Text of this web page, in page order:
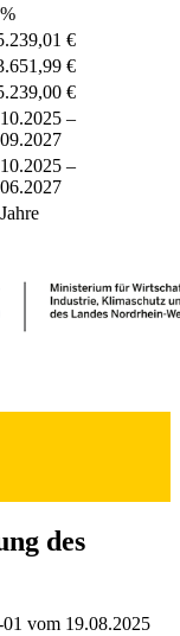
€
€
€
–
–
des
vom 19.08.2025